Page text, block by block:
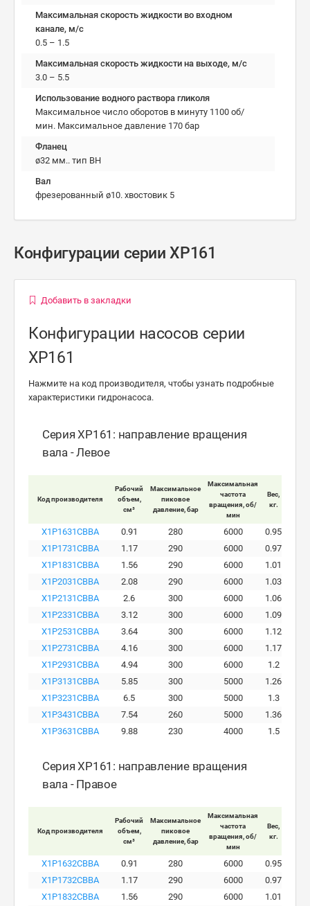
Максимальная скорость жидкости во входном
канале, м/с
0.5 – 1.5
Максимальная скорость жидкости на выходе, м/с
3.0 – 5.5
Использование водного раствора гликоля
Максимальное число оборотов в минуту 1100 об/
мин. Максимальное давление 170 бар
Фланец
ø32 мм.. тип BH
Вал
фрезерованный ø10. хвостовик 5
Конфигурации серии XP161
Добавить в закладки
Конфигурации насосов серии
XP161
Нажмите на код производителя, чтобы узнать подробные
характеристики гидронасоса.
Серия XP161: направление вращения
вала - Левое
Код производителя
Рабочий
объем,
см³
Максимальное
пиковое
давление, бар
Максимальная
частота
вращения, об/
мин
Вес,
кг.
X1P1631CBBA 0.91 280 6000 0.95
X1P1731CBBA
1.17 290 6000 0.97
X1P1831CBBA
1.56 290 6000 1.01
X1P2031CBBA
2.08 290 6000 1.03
X1P2131CBBA
2.6 300 6000 1.06
X1P2331CBBA
3.12 300 6000 1.09
X1P2531CBBA
3.64 300 6000 1.12
X1P2731CBBA
4.16 300 6000 1.17
X1P2931CBBA
4.94 300 6000 1.2
X1P3131CBBA
5.85 300 5000 1.26
X1P3231CBBA
6.5 300 5000 1.3
X1P3431CBBA
7.54 260 5000 1.36
X1P3631CBBA
9.88 230 4000 1.5
Серия XP161: направление вращения
вала - Правое
Код производителя
Рабочий
объем,
см³
Максимальное
пиковое
давление, бар
Максимальная
частота
вращения, об/
мин
Вес,
кг.
X1P1632CBBA 0.91 280 6000 0.95
X1P1732CBBA
1.17 290 6000 0.97
X1P1832CBBA
1.56 290 6000 1.01